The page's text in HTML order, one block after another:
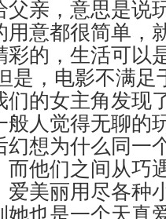
父亲，意思是说
用意都很简单，
彩的，生活可以
是，电影不满
们的女主角发现
般人觉得无聊的
幻想为什么同一
而他们之间从巧
爱美丽用尽各种
她也是一个天真